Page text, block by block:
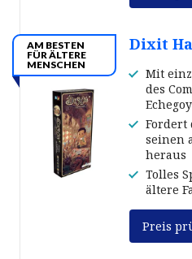
AM BESTEN
FÜR ÄLTERE
MENSCHEN
Dixit
Mit
des
Fordert
seinen
heraus
Tolles
ältere
Preis